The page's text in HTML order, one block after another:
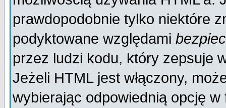
prawdopodobnie tylko niektóre
podyktowane względami
przez ludzi kodu, który zepsuje
Jeżeli HTML jest włączony,
wybierając odpowiednią opcję w